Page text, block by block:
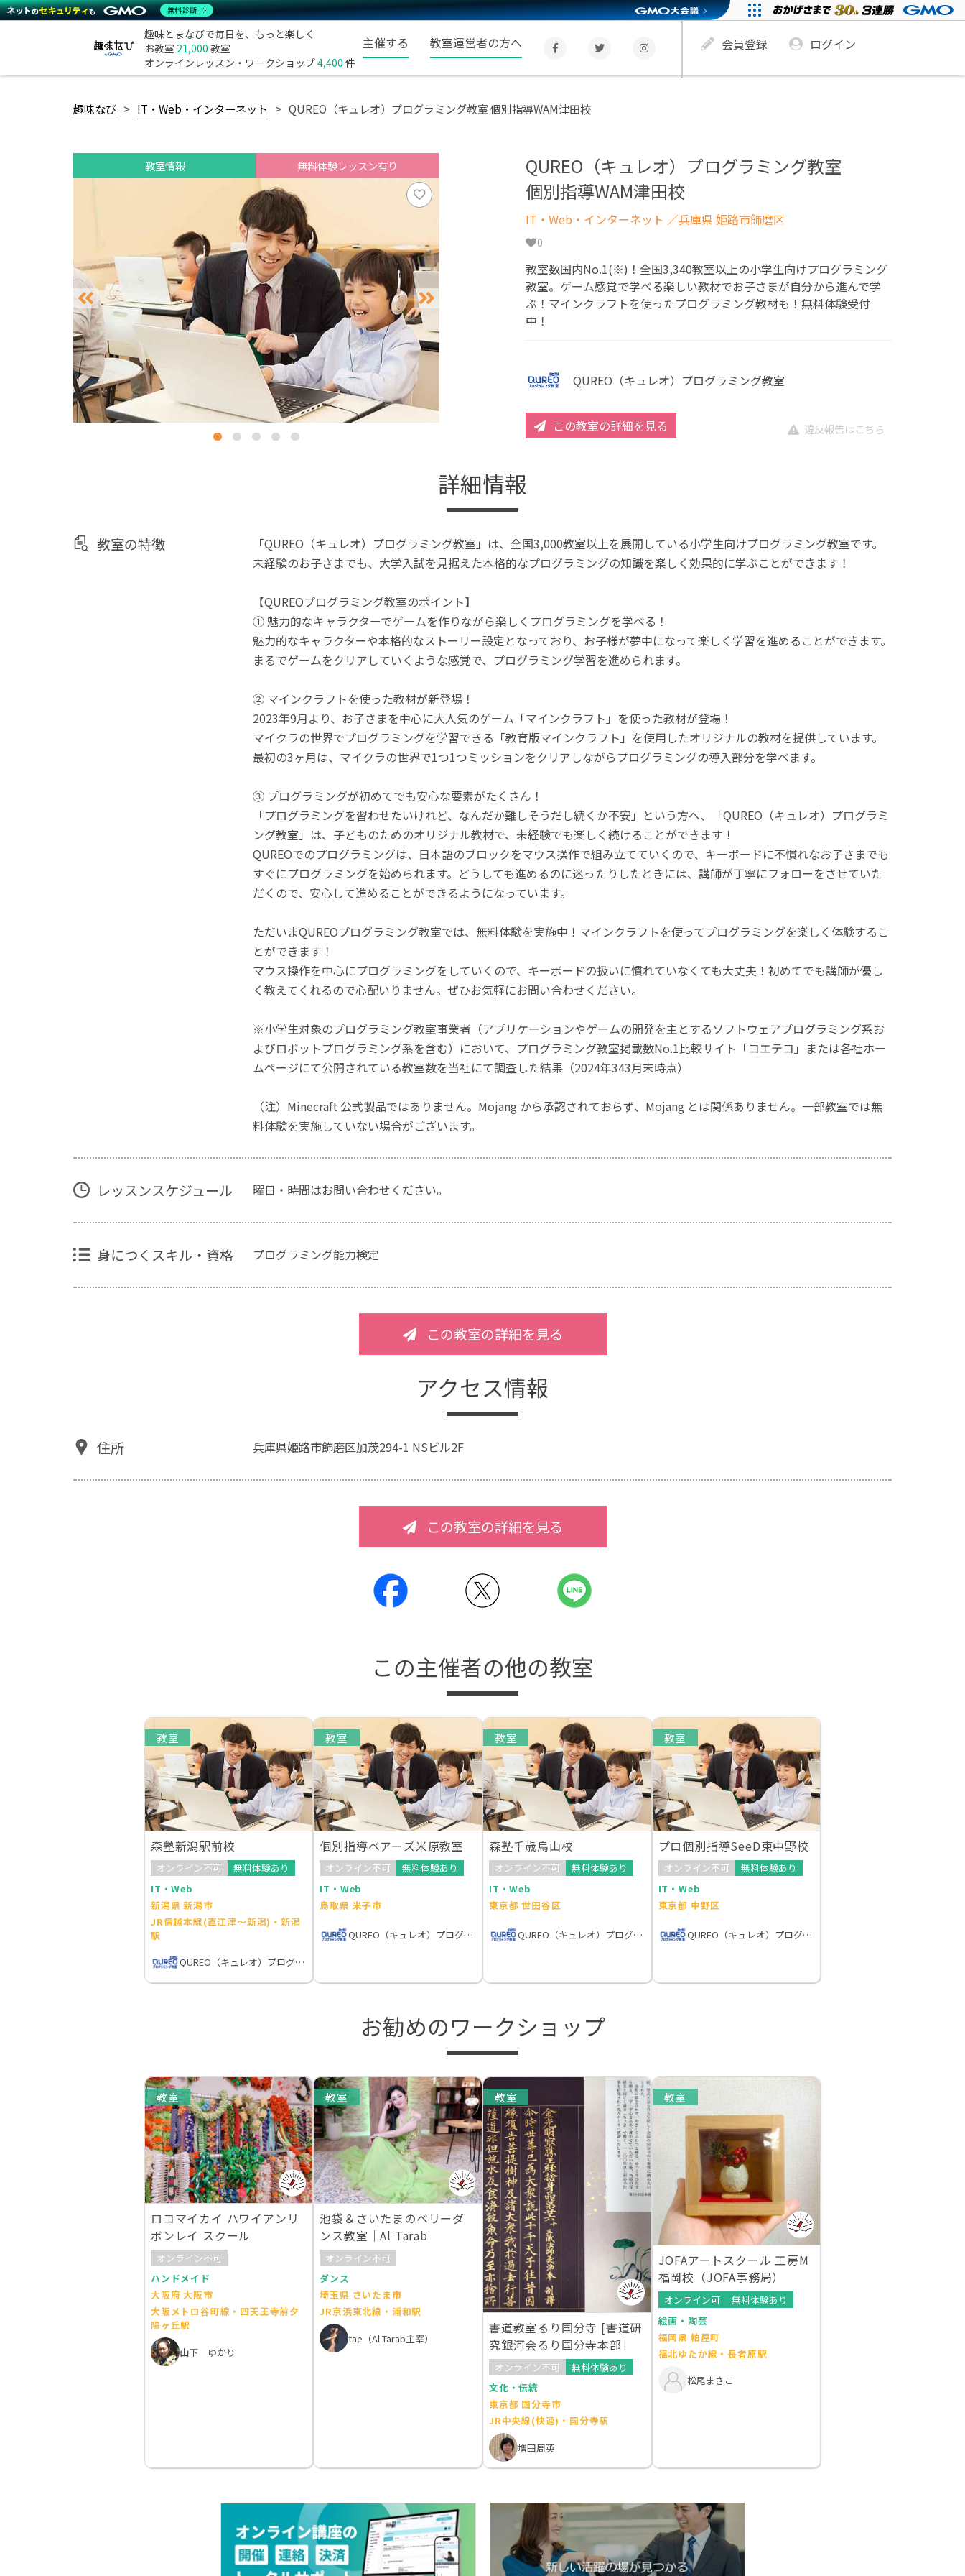
趣味とまなびで毎日を、もっと楽しく
お教室 21,000 教室
オンラインレッスン・ワークショップ4,400 件
主催する 教室運営者の方へ 会員登録 ログイン
趣味なび IT・Web・インターネット QUREO（キュレオ）プログラミング教室 個別指導WAM津田校
教室情報 無料体験レッスン有り
QUREO（キュレオ）プログラミング教室
個別指導WAM津田校
IT・Web・インターネット ／兵庫県 姫路市飾磨区
0
教室数国内No.1(※)！全国3,340教室以上の小学生向けプログラミング
教室。ゲーム感覚で学べる楽しい教材でお子さまが自分から進んで学
ぶ！マインクラフトを使ったプログラミング教材も！無料体験受付
中！
QUREO（キュレオ）プログラミング教室
この教室の詳細を見る 違反報告はこちら
詳細情報
教室の特徴
「QUREO（キュレオ）プログラミング教室」は、全国3,000教室以上を展開している小学生向けプログラミング教室です。
未経験のお子さまでも、大学入試を見据えた本格的なプログラミングの知識を楽しく効果的に学ぶことができます！
【QUREOプログラミング教室のポイント】
① 魅力的なキャラクターでゲームを作りながら楽しくプログラミングを学べる！
魅力的なキャラクターや本格的なストーリー設定となっており、お子様が夢中になって楽しく学習を進めることができます。
まるでゲームをクリアしていくような感覚で、プログラミング学習を進められます。
② マインクラフトを使った教材が新登場！
2023年9月より、お子さまを中心に大人気のゲーム「マインクラフト」を使った教材が登場！
マイクラの世界でプログラミングを学習できる「教育版マインクラフト」を使用したオリジナルの教材を提供しています。
最初の3ヶ月は、マイクラの世界で1つ1つミッションをクリアしながらプログラミングの導入部分を学べます。
③ プログラミングが初めてでも安心な要素がたくさん！
「プログラミングを習わせたいけれど、なんだか難しそうだし続くか不安」という方へ、「QUREO（キュレオ）プログラミ
ング教室」は、子どものためのオリジナル教材で、未経験でも楽しく続けることができます！
QUREOでのプログラミングは、日本語のブロックをマウス操作で組み立てていくので、キーボードに不慣れなお子さまでも
すぐにプログラミングを始められます。どうしても進めるのに迷ったりしたときには、講師が丁寧にフォローをさせていた
だくので、安心して進めることができるようになっています。
ただいまQUREOプログラミング教室では、無料体験を実施中！マインクラフトを使ってプログラミングを楽しく体験するこ
とができます！
マウス操作を中心にプログラミングをしていくので、キーボードの扱いに慣れていなくても大丈夫！初めてでも講師が優し
く教えてくれるので心配いりません。ぜひお気軽にお問い合わせください。
※小学生対象のプログラミング教室事業者（アプリケーションやゲームの開発を主とするソフトウェアプログラミング系お
よびロボットプログラミング系を含む）において、プログラミング教室掲載数No.1比較サイト「コエテコ」または各社ホー
ムページにて公開されている教室数を当社にて調査した結果（2024年343月末時点）
（注）Minecraft 公式製品ではありません。Mojang から承認されておらず、Mojang とは関係ありません。一部教室では無
料体験を実施していない場合がございます。
レッスンスケジュール 曜日・時間はお問い合わせください。
身につくスキル・資格 プログラミング能力検定
この教室の詳細を見る
アクセス情報
住所 兵庫県姫路市飾磨区加茂294-1 NSビル2F
この教室の詳細を見る
この主催者の他の教室
教室
森塾新潟駅前校
オンライン不可
無料体験あり
IT・Web
新潟県 新潟市
JR信越本線(直江津～新潟)・新潟
駅
QUREO（キュレオ）プログラミング教室
教室
個別指導ベアーズ米原教室
オンライン不可
無料体験あり
IT・Web
鳥取県 米子市
QUREO（キュレオ）プログラミング教室
教室
森塾千歳烏山校
オンライン不可
無料体験あり
IT・Web
東京都 世田谷区
QUREO（キュレオ）プログラミング教室
教室
プロ個別指導SeeD東中野校
オンライン不可
無料体験あり
IT・Web
東京都 中野区
QUREO（キュレオ）プログラミング教室
お勧めのワークショップ
教室
ロコマイカイ ハワイアンリ
ボンレイ スクール
オンライン不可
ハンドメイド
大阪府 大阪市
大阪メトロ谷町線・四天王寺前夕
陽ヶ丘駅
山下 ゆかり
教室
池袋＆さいたまのベリーダ
ンス教室｜Al Tarab
オンライン不可
ダンス
埼玉県 さいたま市
JR京浜東北線・浦和駅
tae（Al Tarab主宰）
教室
書道教室るり国分寺 [書道研
究銀河会るり国分寺本部］
オンライン不可
無料体験あり
文化・伝統
東京都 国分寺市
JR中央線(快速)・国分寺駅
増田周英
教室
JOFAアートスクール 工房M
福岡校（JOFA事務局）
オンライン可
無料体験あり
絵画・陶芸
福岡県 粕屋町
福北ゆたか線・長者原駅
松尾まさこ
無料診断